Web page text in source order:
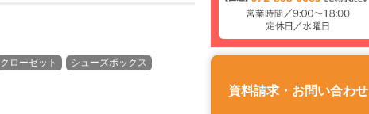
クローゼット
シューズボックス
資料請求・お問い合わせ